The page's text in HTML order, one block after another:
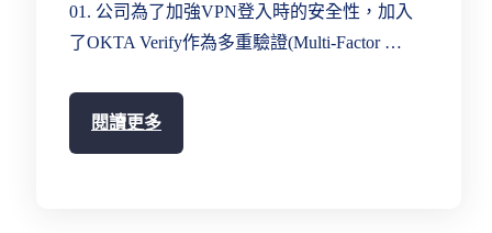
01. 公司為了加強VPN登入時的安全性，加入
了OKTA Verify作為多重驗證(Multi-Factor …
閱讀更多